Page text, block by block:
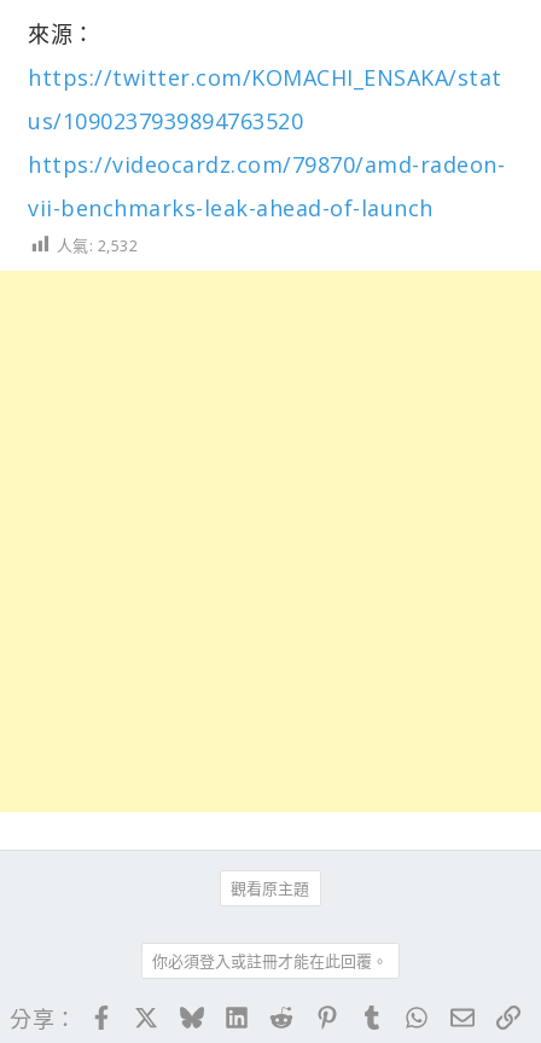
來源：
https://twitter.com/KOMACHI_ENSAKA/stat
us/1090237939894763520
https://videocardz.com/79870/amd-radeon-
vii-benchmarks-leak-ahead-of-launch
人氣: 2,532
觀看原主題
你必須登入或註冊才能在此回覆。
分享： FacebookBlueskyLinkedIn
Reddit PinterestTumblrWhatsApp
電子